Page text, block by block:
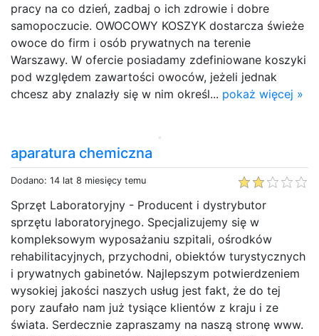
pracy na co dzień, zadbaj o ich zdrowie i dobre
samopoczucie. OWOCOWY KOSZYK dostarcza świeże
owoce do firm i osób prywatnych na terenie
Warszawy. W ofercie posiadamy zdefiniowane koszyki
pod względem zawartości owoców, jeżeli jednak
chcesz aby znalazły się w nim określ... pokaż więcej »
aparatura chemiczna
Dodano: 14 lat 8 miesięcy temu
Sprzęt Laboratoryjny - Producent i dystrybutor
sprzętu laboratoryjnego. Specjalizujemy się w
kompleksowym wyposażaniu szpitali, ośrodków
rehabilitacyjnych, przychodni, obiektów turystycznych
i prywatnych gabinetów. Najlepszym potwierdzeniem
wysokiej jakości naszych usług jest fakt, że do tej
pory zaufało nam już tysiące klientów z kraju i ze
świata. Serdecznie zapraszamy na naszą stronę www.